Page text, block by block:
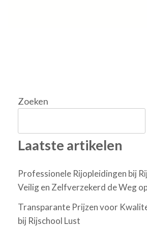
Zoeken
Laatste artikelen
Professionele Rijopleidingen bij
Veilig en Zelfverzekerd de Weg
Transparante Prijzen voor
bij Rijschool Lust